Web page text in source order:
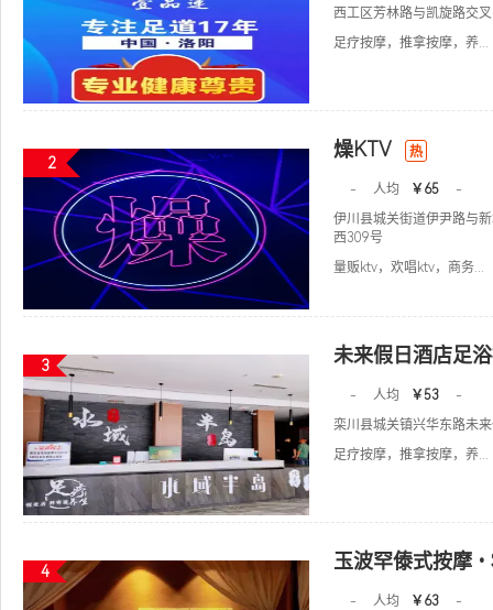
西工区芳林路与凯旋路交
足疗按摩，推拿按摩，养...
2
燥KTV 热
- 人均 ￥65
-
伊川县城关街道伊尹路与
西309号
量贩ktv，欢唱ktv，商务...
3 未来假日酒店足
- 人均 ￥53
-
栾川县城关镇兴华东路未
足疗按摩，推拿按摩，养...
4 玉波罕傣式按摩
- 人均 ￥63
-